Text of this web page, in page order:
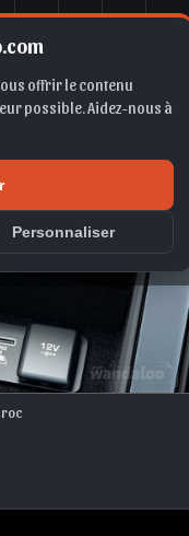
offrir le contenu
possible. Aidez-nous à
Personnaliser